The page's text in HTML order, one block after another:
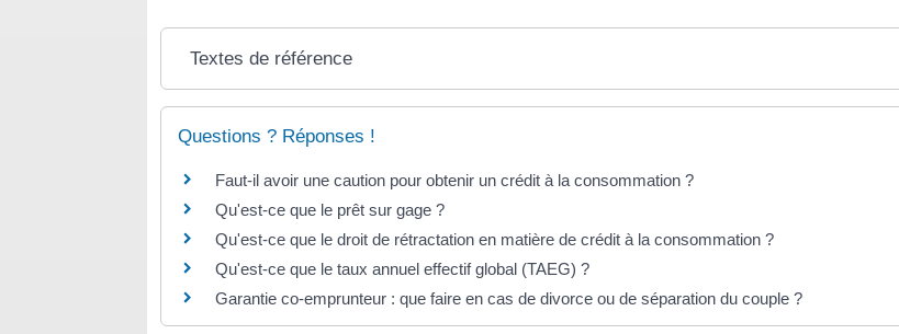
Textes de référence
Questions ? Réponses !
Faut-il avoir une caution pour obtenir un crédit à la consommation ?
Qu'est-ce que le prêt sur gage ?
Qu'est-ce que le droit de rétractation en matière de crédit à la consommation ?
Qu'est-ce que le taux annuel effectif global (TAEG) ?
Garantie co-emprunteur : que faire en cas de divorce ou de séparation du couple ?